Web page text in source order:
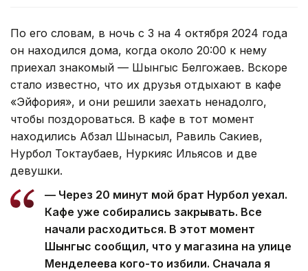
По его словам, в ночь с 3 на 4 октября 2024 года
он находился дома, когда около 20:00 к нему
приехал знакомый — Шынгыс Белгожаев. Вскоре
стало известно, что их друзья отдыхают в кафе
«Эйфория», и они решили заехать ненадолго,
чтобы поздороваться. В кафе в тот момент
находились Абзал Шынасыл, Равиль Сакиев,
Нурбол Токтаубаев, Нуркияс Ильясов и две
девушки.
— Через 20 минут мой брат Нурбол уехал.
Кафе уже собирались закрывать. Все
начали расходиться. В этот момент
Шынгыс сообщил, что у магазина на улице
Менделеева кого-то избили. Сначала я